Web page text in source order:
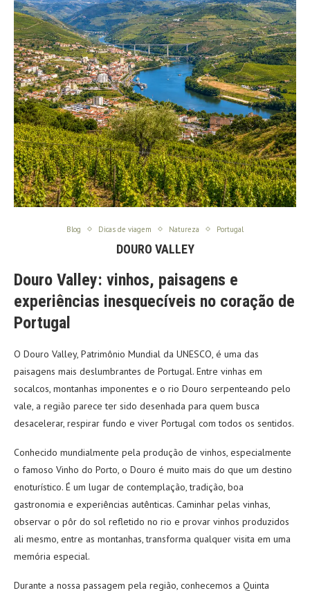
Blog Dicas de viagem Natureza Portugal
DOURO VALLEY
Douro Valley: vinhos, paisagens e
experiências inesquecíveis no coração de
Portugal
O Douro Valley, Patrimônio Mundial da UNESCO, é uma das
paisagens mais deslumbrantes de Portugal. Entre vinhas em
socalcos, montanhas imponentes e o rio Douro serpenteando pelo
vale, a região parece ter sido desenhada para quem busca
desacelerar, respirar fundo e viver Portugal com todos os sentidos.
Conhecido mundialmente pela produção de vinhos, especialmente
o famoso Vinho do Porto, o Douro é muito mais do que um destino
enoturístico. É um lugar de contemplação, tradição, boa
gastronomia e experiências autênticas. Caminhar pelas vinhas,
observar o pôr do sol refletido no rio e provar vinhos produzidos
ali mesmo, entre as montanhas, transforma qualquer visita em uma
memória especial.
Durante a nossa passagem pela região, conhecemos a Quinta